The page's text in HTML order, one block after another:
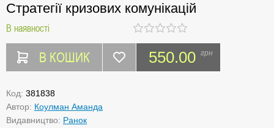
Стратегії кризових комунікацій
В наявності
В КОШИК 550.00 грн
Код: 381838
Автор: Коулман Аманда
Видавництво: Ранок